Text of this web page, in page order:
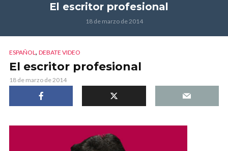
El escritor profesional
18 de marzo de 2014
ESPAÑOL, DEBATE VIDEO
El escritor profesional
18 de marzo de 2014